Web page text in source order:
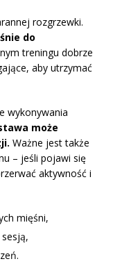
rozgrzewki.
do
treningu dobrze
aby utrzymać
wykonywania
może
Ważne jest także
– jeśli pojawi się
aktywność i
mięśni,